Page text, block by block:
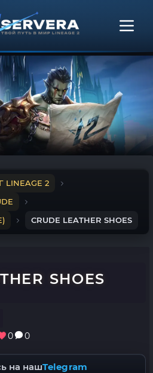
LINEAGE 2
CRUDE LEATHER SHOES
SHOES
0 0
на нашTelegram